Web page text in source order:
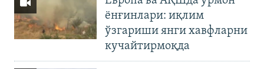
ёнғинлари: иқлим
ўзгариши янги хавфларни
кучайтирмоқда